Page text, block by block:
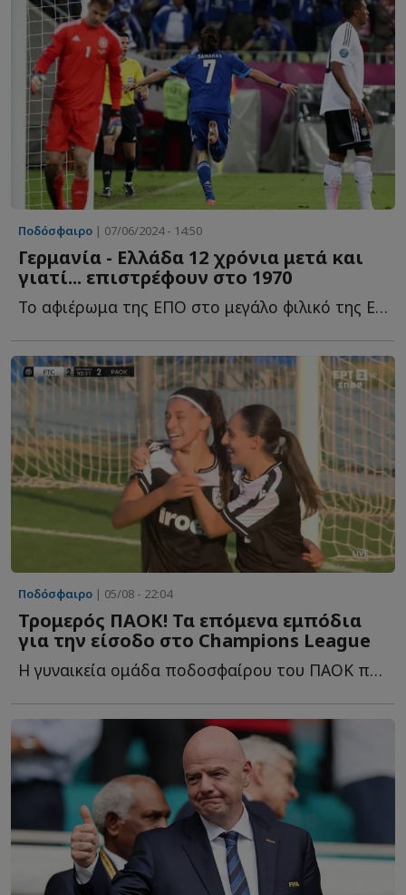
Ποδόσφαιρο | 07/06/2024 - 14:50
Γερμανία - Ελλάδα 12 χρόνια μετά και
γιατί... επιστρέφουν στο 1970
Το αφιέρωμα της ΕΠΟ στο μεγάλο φιλικό της Εθνικής Ελλάδας μ...
Ποδόσφαιρο | 05/08 - 22:04
Τρομερός ΠΑΟΚ! Τα επόμενα εμπόδια
για την είσοδο στο Champions League
Η γυναικεία ομάδα ποδοσφαίρου του ΠΑΟΚ προκρίθηκε σ...